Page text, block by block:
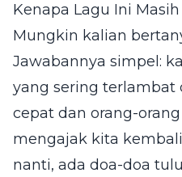
Kenapa Lagu Ini
Mungkin kalian
Jawabannya simpel:
yang sering terlambat
cepat dan orang-
mengajak kita
nanti, ada doa-doa